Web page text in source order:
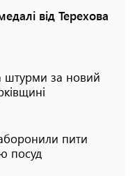
від Терехова
штурми за новий
пити
посуд